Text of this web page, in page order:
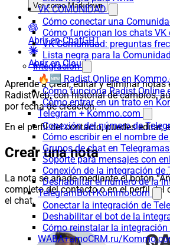
VK COMUNIDAD
Cómo conectar una
Cómo funcionan los chats VK
VK Comunidad: preguntas
Lista negra para la
Integración
🔥🆕 Radist.Online en
Cómo funciona Radist.Online
Cómo entrar en un trato en
Telegram + Kommo.com
Conexión del número de
Cómo escribir en el nombre
Grupos de chat en
Soporte para mensajes con
Conexión de la integración
Deshabilitar el número de la
TelegramBot+Kommo.com
Conectar la integración de
Deshabilitar el bot de la
Cómo reinstalar la
WABA+amoCRM.ru/
Ver como Markdown
Abrir en ChatGPT
Abrir en Claude
Aprende a crear, editar y eliminar
RadistWeb, con historial de cambios,
por fecha de creación.
En el perfil del contacto, puedes editar,
Crear una nota
La nota se añade mediante el botón
completo del contacto o en el perfil del
el chat.